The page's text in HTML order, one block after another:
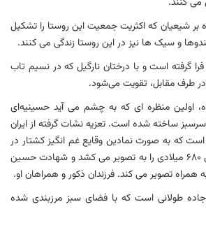
بر شیعیان که اکثریت جمعیت این روستا را تشکیل
و سیک ها نیز در این روستا زندگی می کنند.
گرفته است و با درختان نارگیل که در نسیم تاب
طرف مقابل، تقویت می‌شود.
اولین منظره ای که به چشم می آید حسینیه‌ای
ساخته شده است. تعزیه نشات گرفته از ایران
که به صورت نمادین وقایع غم انگیز کشتار در
دشت کربلای عراق در سال ۶۸۰ میلادی را به تصویر می کشد و شهادت حسین
همراه تصویر می کند. فرزندان ذکور و همراهان او.
طولانی است که با فضای سبز مرزبندی شده